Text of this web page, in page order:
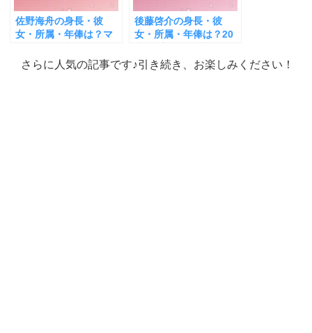
佐野海舟の身長・彼
女・所属・年俸は？マ
題！
後藤啓介の身長・彼
女・所属・年俸は？20
題！
さらに人気の記事です♪引き続き、お楽しみください！